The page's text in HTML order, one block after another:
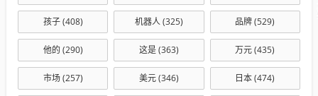
孩子(408) 机器人(325) 品牌(529)
他的 (290) 这是(363) 万元(435)
市场(257) 美元(346) 日本(474)